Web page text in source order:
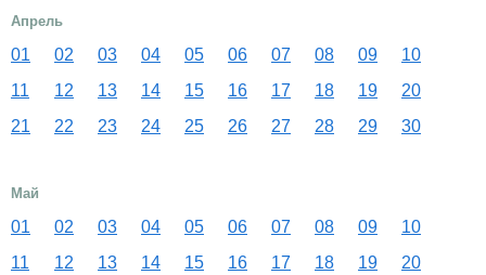
Апрель
01 02 03 04 05 06 07 08 09
10
11
12 13 14 15 16 17 18 19
20
21
22 23 24 25 26 27 28 29 30
Май
01 02 03 04 05 06 07 08 09
10
11
12 13 14 15 16 17 18 19
20